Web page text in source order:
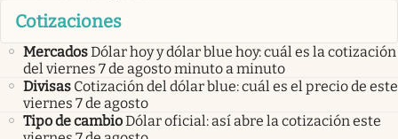
Cotizaciones
MercadosDólar hoy y dólar blue hoy: cuál es la cotización
del viernes 7 de agosto minuto a minuto
Divisas Cotización del dólar blue: cuál es el precio de este
viernes 7 de agosto
Tipo de cambioDólar oficial: así abre la cotización este